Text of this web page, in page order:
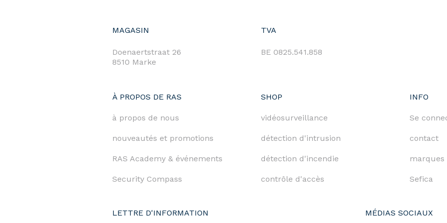
MAGASIN
Doenaertstraat 26
8510 Marke
TVA
BE 0825.541.858
À PROPOS DE RAS
à propos de nous
nouveautés et promotions
RAS Academy & événements
Security Compass
SHOP
vidéosurveillance
détection d'intrusion
détection d'incendie
contrôle d'accès
INFO
Se
contact
marques
Sefica
LETTRE D'INFORMATION MÉDIAS SOCIAUX